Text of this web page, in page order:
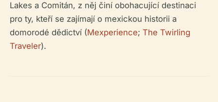
Lakes a Comitán, z něj činí obohacující destinaci
pro ty, kteří se zajímají o mexickou historii a
domorodé dědictví (Mexperience; The Twirling
Traveler).